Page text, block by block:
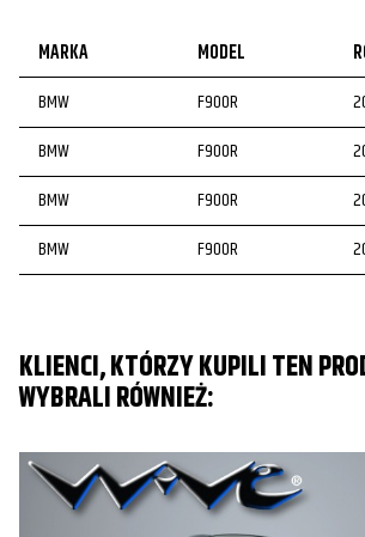
MARKA MODEL
BMW
F900R
BMW
F900R
BMW
F900R
BMW
F900R
KLIENCI, KTÓRZY KUPILI TEN
WYBRALI RÓWNIEŻ: